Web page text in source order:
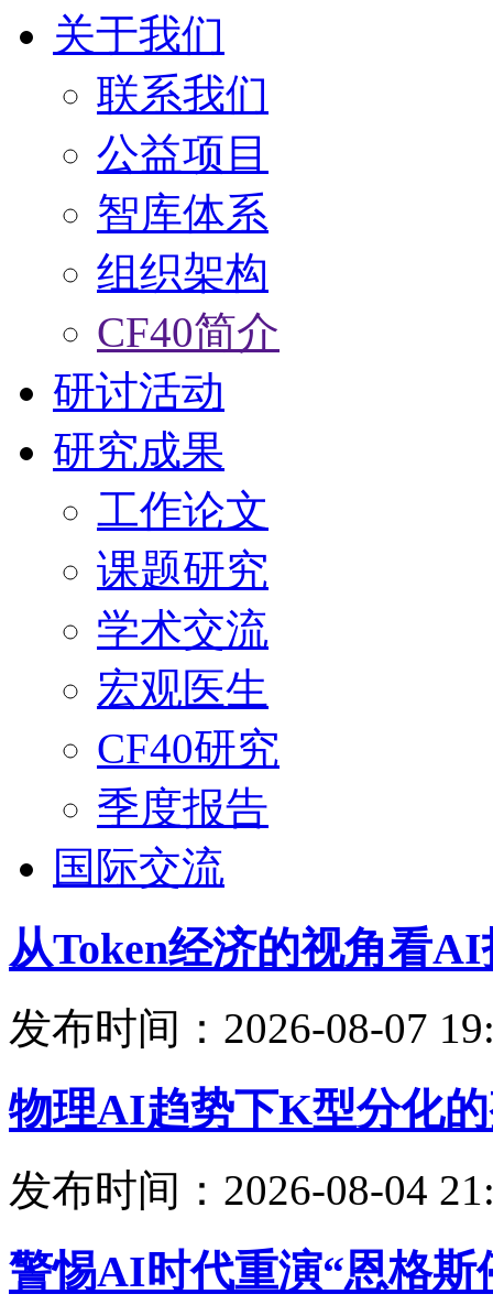
关于我们
联系我们
公益项目
智库体系
组织架构
CF40简介
研讨活动
研究成果
工作论文
课题研究
学术交流
宏观医生
CF40研究
季度报告
国际交流
从Token经济的视角看
发布时间：2026-08-07
物理AI趋势下K型分化
发布时间：2026-08-04
警惕AI时代重演“恩格